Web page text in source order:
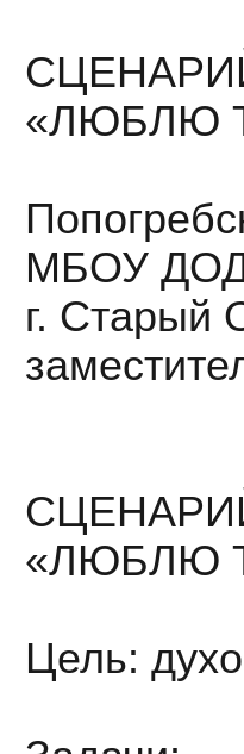
«ЛЮБЛЮ
МБОУ ДОД
г. Старый
«ЛЮБЛЮ
Цель: